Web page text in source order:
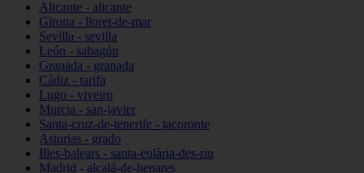
Alicante - alicante
Girona - lloret-de-mar
Sevilla - sevilla
León - sahagún
Granada - granada
Cádiz - tarifa
Lugo - viveiro
Murcia - san-javier
Santa-cruz-de-tenerife - tacoronte
Asturias - grado
Illes-balears - santa-eulària-des-riu
Madrid - alcalá-de-henares